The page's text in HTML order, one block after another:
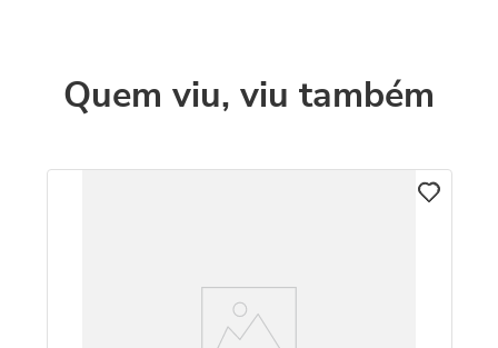
Quem viu, viu também